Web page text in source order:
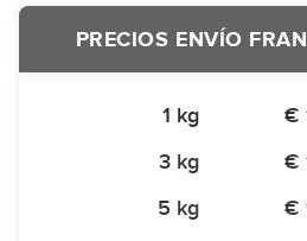
PRECIOS ENVÍO
1 kg
€
3 kg
€
5 kg
€